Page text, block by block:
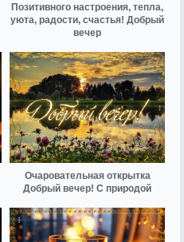
Позитивного настроения, тепла,
уюта, радости, счастья! Добрый
вечер
Очаровательная открытка
Добрый вечер! С природой